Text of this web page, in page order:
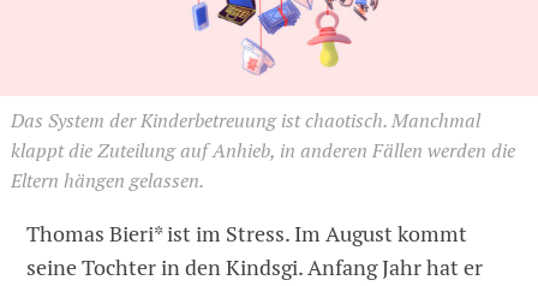
Das System der Kinderbetreuung ist chaotisch. Manchmal
klappt die Zuteilung auf Anhieb, in anderen Fällen werden die
Eltern hängen gelassen.
Thomas Bieri* ist im Stress. Im August kommt
seine Tochter in den Kindsgi. Anfang Jahr hat er